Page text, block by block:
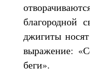
благородной
джигиты
выражение:
беги».